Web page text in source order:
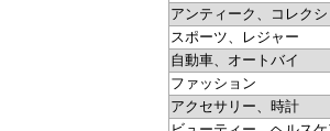
アンティーク、コレク
スポーツ、レジャー
自動車、オートバイ
ファッション
アクセサリー、時計